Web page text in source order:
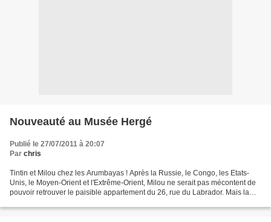
Nouveauté au Musée Hergé
Publié le 27/07/2011 à 20:07
Par chris
Tintin et Milou chez les Arumbayas ! Après la Russie, le Congo, les Etats-
Unis, le Moyen-Orient et l'Extrême-Orient, Milou ne serait pas mécontent de
pouvoir retrouver le paisible appartement du 26, rue du Labrador. Mais la